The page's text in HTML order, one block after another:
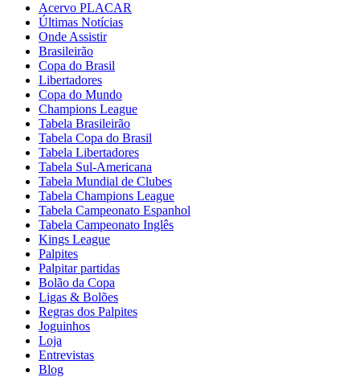
Acervo PLACAR
Últimas Notícias
Onde Assistir
Brasileirão
Copa do Brasil
Libertadores
Copa do Mundo
Champions League
Tabela Brasileirão
Tabela Copa do Brasil
Tabela Libertadores
Tabela Sul-Americana
Tabela Mundial de Clubes
Tabela Champions League
Tabela Campeonato Espanhol
Tabela Campeonato Inglês
Kings League
Palpites
Palpitar partidas
Bolão da Copa
Ligas & Bolões
Regras dos Palpites
Joguinhos
Loja
Entrevistas
Blog